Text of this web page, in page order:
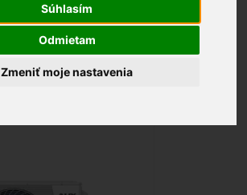
Súhlasím
Odmietam
Zmeniť moje nastavenia